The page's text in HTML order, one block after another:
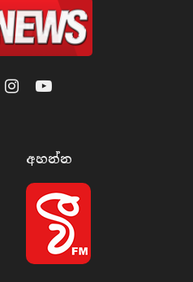
InstagramYouTube
අහන්​න